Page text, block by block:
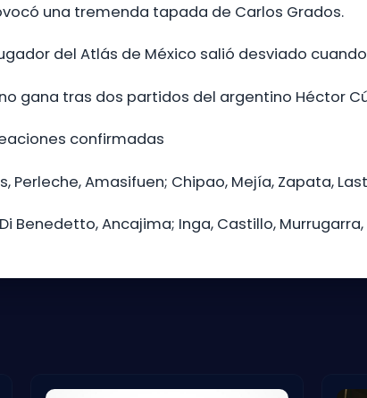
una tremenda tapada de Carlos Grados.
del Atlás de México salió desviado
gana tras dos partidos del argentino Héctor
confirmadas
Perleche, Amasifuen; Chipao, Mejía, Zapata,
Benedetto, Ancajima; Inga, Castillo,